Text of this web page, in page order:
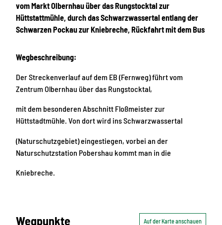
vom Markt Olbernhau über das Rungstocktal zur
Hüttstattmühle, durch das Schwarzwassertal entlang der
Schwarzen Pockau zur Kniebreche, Rückfahrt mit dem Bus
Wegbeschreibung:
Der Streckenverlauf auf dem EB (Fernweg) führt vom
Zentrum Olbernhau über das Rungstocktal,
mit dem besonderen Abschnitt Floßmeister zur
Hüttstadtmühle. Von dort wird ins Schwarzwassertal
(Naturschutzgebiet) eingestiegen, vorbei an der
Naturschutzstation Pobershau kommt man in die
Kniebreche.
Wegpunkte Auf der Karte anschauen